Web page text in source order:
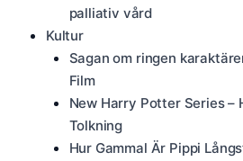
palliativ vård
Kultur
Sagan om ringen
Film
New Harry Potter Series –
Tolkning
Hur Gammal Är Pippi